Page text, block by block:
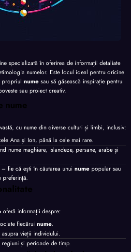
specializată în oferirea de informații detaliate
numelor. Este locul ideal pentru oricine
propriul nume sau să găsească inspirație pentru
sau proiect creativ.
nume
cu nume din diverse culturi și limbi, inclusiv:
Ana și Ion, până la cele mai rare.
nume maghiare, islandeze, persane, arabe și
– fie că ești în căutarea unui nume popular sau
preferință.
oferă informații despre:
fiecărui nume.
vieții individului.
regiuni și perioade de timp.